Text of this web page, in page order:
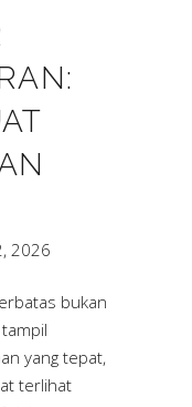
2026
bukan
yang tepat,
terlihat